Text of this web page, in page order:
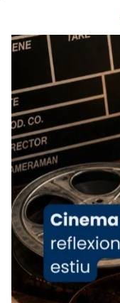
Recupera
tican News
07/carmina-
espana-
Foto
View on Facebook ·
2 weeks ago
«Avui les
ajuden a alçar
Mons. Sergi